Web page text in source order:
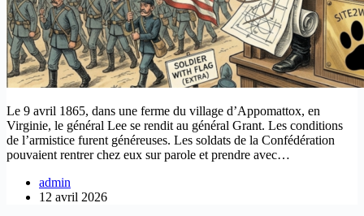
Le 9 avril 1865, dans une ferme du village d’Appomattox, en
Virginie, le général Lee se rendit au général Grant. Les conditions
de l’armistice furent généreuses. Les soldats de la Confédération
pouvaient rentrer chez eux sur parole et prendre avec…
admin
12 avril 2026